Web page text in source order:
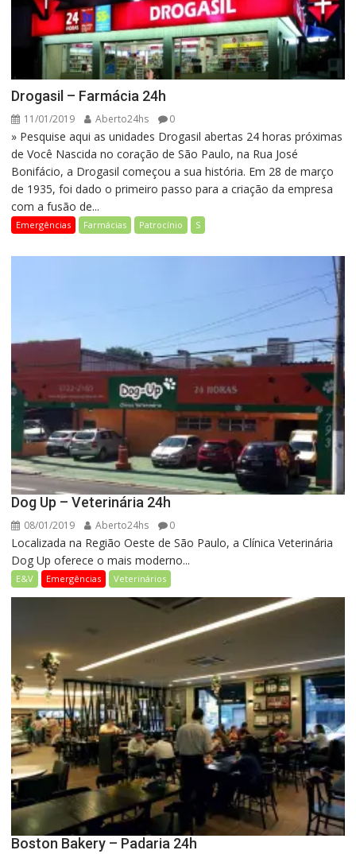
Drogasil – Farmácia 24h
11/01/2019 Aberto24hs 0
» Pesquise aqui as unidades Drogasil abertas 24 horas próximas
de Você Nascida no coração de São Paulo, na Rua José
Bonifácio, a Drogasil começou a sua história. Em 28 de março
de 1935, foi dado o primeiro passo para a criação da empresa
com a fusão de...
Emergências Farmácias Patrocínio S
Dog Up – Veterinária 24h
08/01/2019 Aberto24hs 0
Localizada na Região Oeste de São Paulo, a Clínica Veterinária
Dog Up oferece o mais moderno...
E&V Emergências Veterinários
Boston Bakery – Padaria 24h